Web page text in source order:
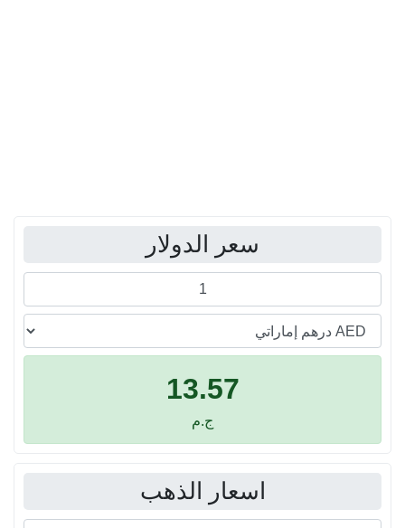
سعر الدولار
13.57
ج.م
اسعار الذهب